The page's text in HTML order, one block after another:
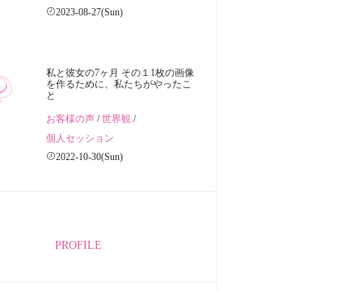
2023-08-27(Sun)
私と彼女の7ヶ月 その１1枚の画像
を作るために、私たちがやったこ
と
お客様の声 /世界観 /
個人セッション
2022-10-30(Sun)
PROFILE